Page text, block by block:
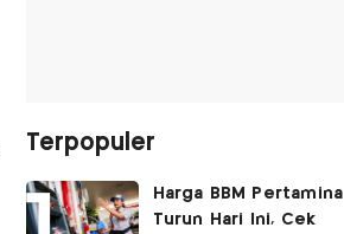
Terpopuler
Harga BBM Pertamina
Turun Hari Ini, Cek